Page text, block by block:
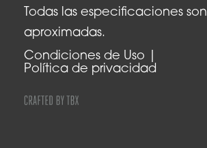
Todas las especificaciones son
aproximadas.
Condiciones de Uso
Política de privacidad